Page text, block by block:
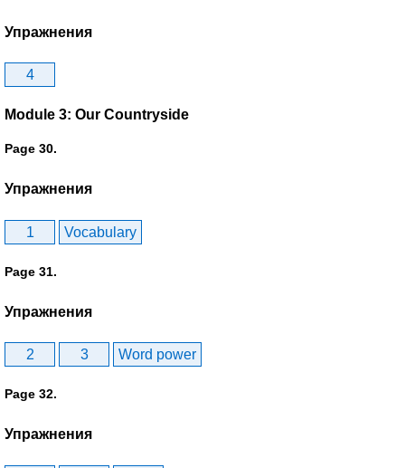
Упражнения
4
Module 3: Our Countryside
Page 30.
Упражнения
1 Vocabulary
Page 31.
Упражнения
2 3 Word power
Page 32.
Упражнения